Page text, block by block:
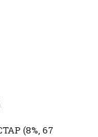
(8%, 67